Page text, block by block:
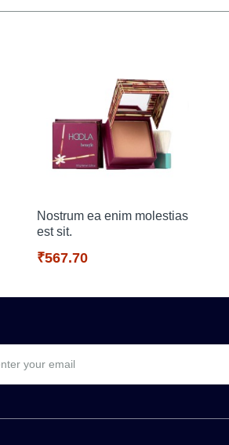
Nostrum ea enim molestias
est sit.
₹567.70